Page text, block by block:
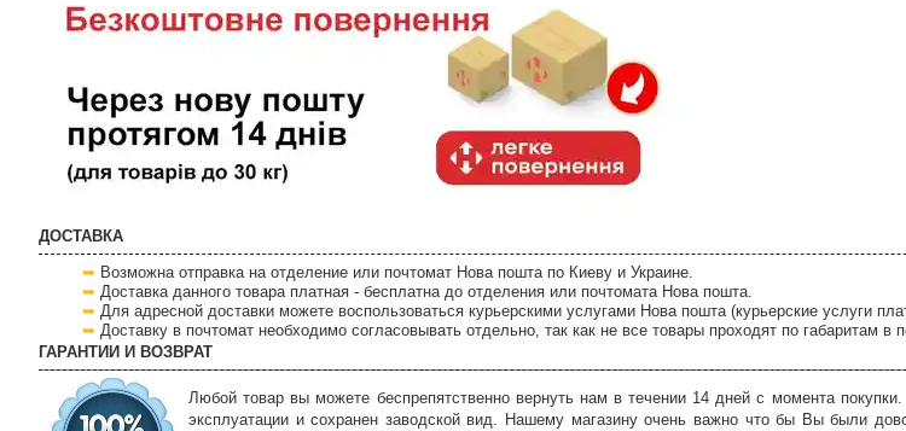
ДОСТАВКА
Возможна отправка на отделение или почтомат Нова пошта по Киеву и Украине.
Доставка данного товара платная - бесплатна до отделения или почтомата Нова пошта.
Для адресной доставки можете воспользоваться курьерскими услугами Нова пошта (курьерские услуги
Доставку в почтомат необходимо согласовывать отдельно, так как не все товары проходят по габаритам в
ГАРАНТИИ И ВОЗВРАТ
Любой товар вы можете беспрепятственно вернуть нам в течении 14 дней с момента
эксплуатации и сохранен заводской вид. Нашему магазину очень важно что бы Вы были